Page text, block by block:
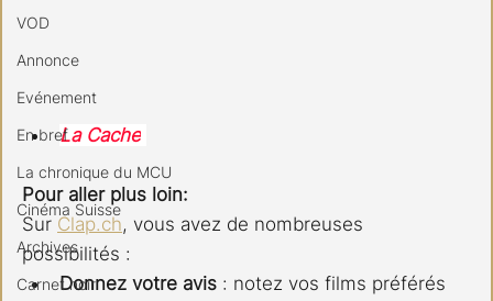
VOD
Annonce
Evénement
En bref
La chronique du MCU
Cinéma Suisse
Archives
Carnet noir
La Cache
Pour aller plus loin:
Sur Clap.ch, vous avez de nombreuses
possibilités :
Donnez votre avis : notez vos films préférés